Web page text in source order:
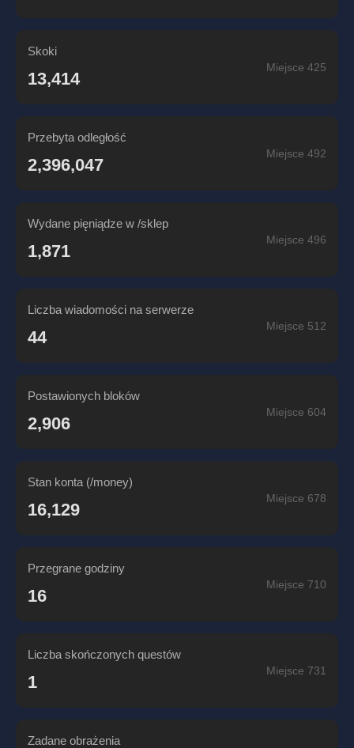
Skoki
13,414
Miejsce 425
Przebyta odległość
2,396,047
Miejsce 492
Wydane pięniądze w /sklep
1,871
Miejsce 496
Liczba wiadomości na serwerze
44
Miejsce 512
Postawionych bloków
2,906
Miejsce 604
Stan konta (/money)
16,129
Miejsce 678
Przegrane godziny
16
Miejsce 710
Liczba skończonych questów
1
Miejsce 731
Zadane obrażenia